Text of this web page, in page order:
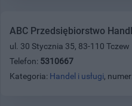
ABC Przedsiębiorstwo
ul. 30 Stycznia 35, 83-110 Tczew
Telefon: 5310667
Kategoria: Handel i usługi,